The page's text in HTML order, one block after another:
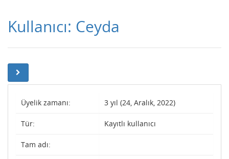
Kullanıcı: Ceyda
Üyelik zamanı: 3 yıl (24, Aralık, 2022)
Tür: Kayıtlı kullanıcı
Tam adı: